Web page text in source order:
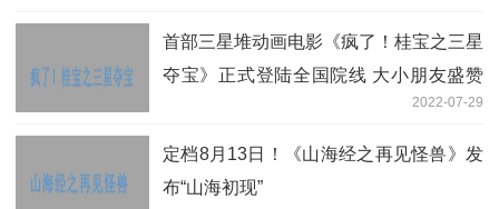
首部三星堆动画电影《疯了！桂宝之三星
夺宝》正式登陆全国院线 大小朋友盛赞
2022-07-29
定档8月13日！《山海经之再见怪兽》发
布“山海初现”